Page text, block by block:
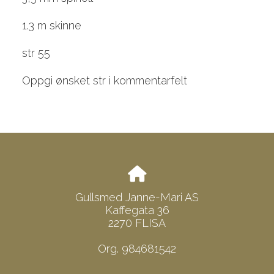
1.3 m skinne
str 55
Oppgi ønsket str i kommentarfelt
Gullsmed Janne-Mari AS
Kaffegata 36
2270 FLISA
Org. 984681542